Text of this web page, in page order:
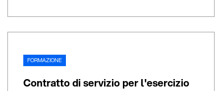
FORMAZIONE
Contratto di servizio per l'esercizio